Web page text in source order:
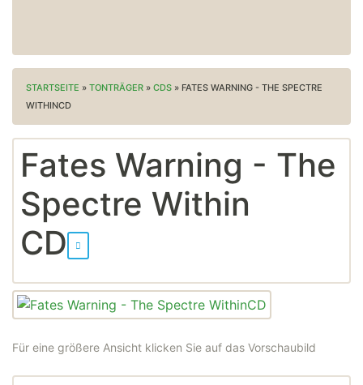
STARTSEITE » TONTRÄGER » CDS » FATES WARNING - THE SPECTRE
WITHINCD
Fates Warning - The
Spectre Within
CD
Für eine größere Ansicht klicken Sie auf das Vorschaubild